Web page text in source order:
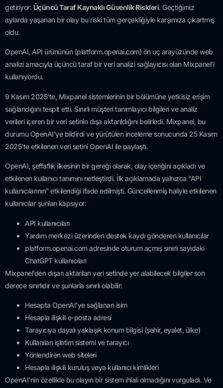
getiriyor: Üçüncü Taraf Kaynaklı Güvenlik Riskleri. Geçtiğimiz
aylarda yaşanan bir olay bu riski tüm gerçekliğiyle karşımıza çıkartmış
oldu.
OpenAI, API ürününün (platform.openai.com) ön uç arayüzünde web
analizi amacıyla üçüncü taraf bir veri analizi sağlayıcısı olan Mixpanel’i
kullanıyordu.
9 Kasım 2025’te, Mixpanel sistemlerinin bir bölümüne yetkisiz erişim
sağlandığını tespit etti. Sınırlı müşteri tanımlayıcı bilgileri ve analiz
verileri içeren bir veri setinin dışa aktarıldığını belirledi. Mixpanel, bu
durumu OpenAI’ye bildirdi ve yürütülen inceleme sonucunda 25 Kasım
2025’te etkilenen veri setini OpenAI ile paylaştı.
OpenAI, şeffaflık ilkesinin bir gereği olarak, olay içeriğini açıkladı ve
etkilenen kullanıcı tanımını netleştirdi. İlk açıklamada yalnızca “API
kullanıcılarının” etkilendiği ifade edilmişti. Güncellenmiş haliyle etkilenen
kullanıcılar şunları kapsıyor:
API kullanıcıları
Yardım merkezi üzerinden destek kaydı gönderen kullanıcılar
platform.openai.com adresinde oturum açmış sınırlı sayıdaki
ChatGPT kullanıcıları
Mixpanel’den dışarı aktarılan veri setinde yer alabilecek bilgiler son
derece sınırlıdır ve şunlarla sınırlı olabilir:
Hesapta OpenAI’ye sağlanan isim
Hesapla ilişkili e-posta adresi
Tarayıcıya dayalı yaklaşık konum bilgisi (şehir, eyalet, ülke)
Kullanılan işletim sistemi ve tarayıcı
Yönlendiren web siteleri
Hesapla ilişkili kuruluş veya kullanıcı kimlikleri
OpenAI’nin özellikle bu olayın bir sistem ihlali olmadığını vurguladı. Ve